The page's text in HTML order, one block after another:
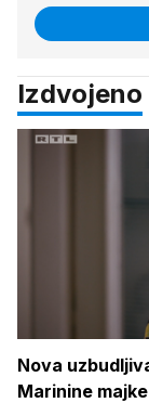
Izdvojeno
Nova
Marinine